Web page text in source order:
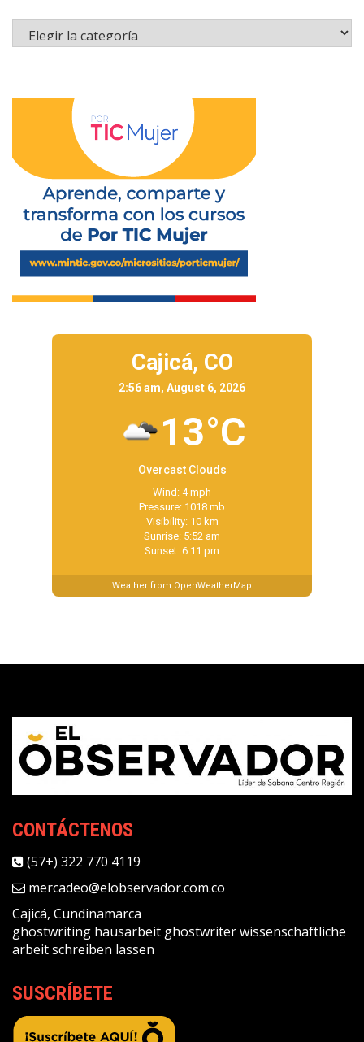
Cajicá, CO
2:56 am, August 6, 2026
13°C
Overcast Clouds
Wind: 4 mph
Pressure: 1018 mb
Visibility: 10 km
Sunrise: 5:52 am
Sunset: 6:11 pm
Weather from OpenWeatherMap
CONTÁCTENOS
(57+) 322 770 4119
mercadeo@elobservador.com.co
Cajicá, Cundinamarca
ghostwriting hausarbeit ghostwriterwissenschaftliche
arbeit schreiben lassen
SUSCRÍBETE